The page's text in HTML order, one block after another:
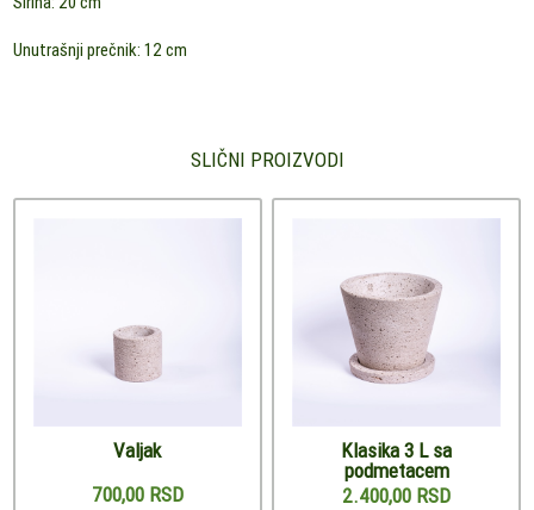
Unutrašnji prečnik: 12 cm
SLIČNI PROIZVODI
Valjak
700,00 RSD
Klasika 3 L sa
podmetacem
2.400,00 RSD